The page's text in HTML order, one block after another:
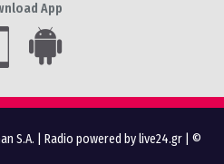
App
S.A. Radio powered by live24.gr | ©